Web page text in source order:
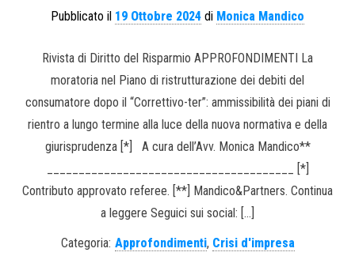
Pubblicato il 19 Ottobre 2024 di Monica Mandico
Rivista di Diritto del Risparmio APPROFONDIMENTI La
moratoria nel Piano di ristrutturazione dei debiti del
consumatore dopo il “Correttivo-ter”: ammissibilità dei piani di
rientro a lungo termine alla luce della nuova normativa e della
giurisprudenza [*] A cura dell’Avv. Monica Mandico**
_______________________________________ [*]
Contributo approvato referee. [**] Mandico&Partners. Continua
a leggere Seguici sui social: […]
Categoria: Approfondimenti, Crisi d'impresa